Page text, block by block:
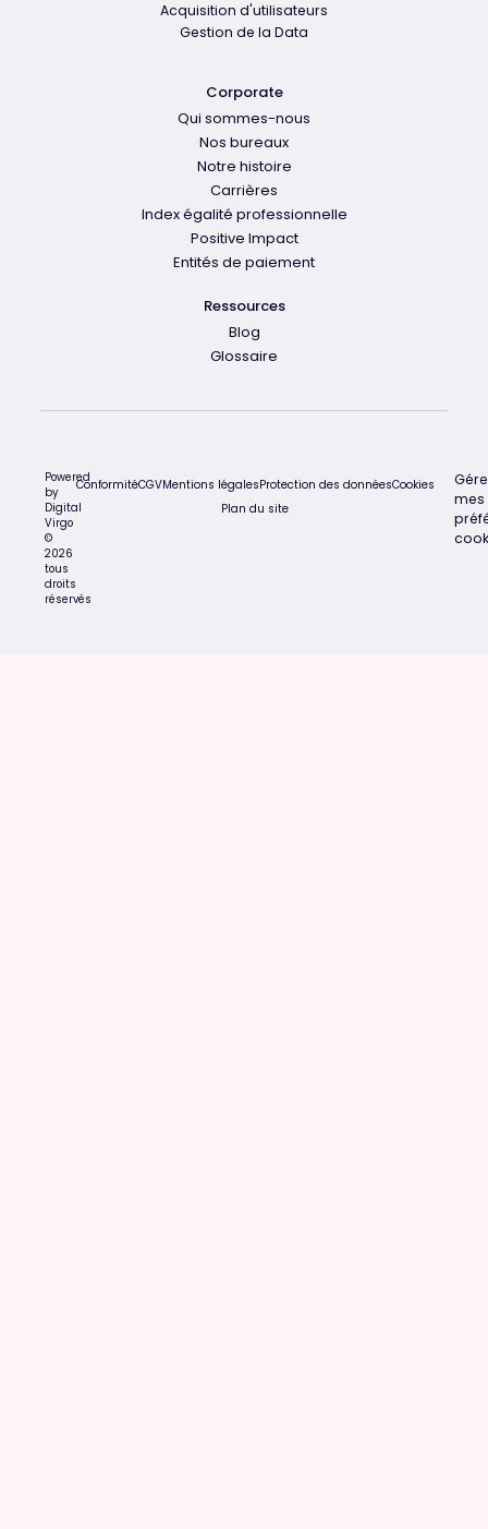
Acquisition d'utilisateurs
Gestion de la Data
Corporate
Qui sommes-nous
Nos bureaux
Notre histoire
Carrières
Index égalité professionnelle
Positive Impact
Entités de paiement
Ressources
Blog
Glossaire
Powered
by
Digital
Virgo
©
2026
tous
droits
réservés
ConformitéCGVMentions légalesProtection des donnéesCookies
Plan du site
mes